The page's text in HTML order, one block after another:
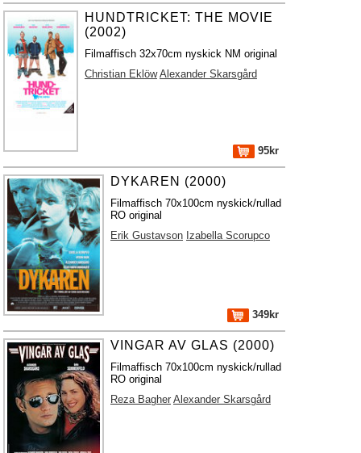
HUNDTRICKET: THE MOVIE
(2002)
Filmaffisch 32x70cm nyskick NM original
Christian Eklöw Alexander Skarsgård
95kr
DYKAREN (2000)
Filmaffisch 70x100cm nyskick/rullad
RO original
Erik Gustavson Izabella Scorupco
349kr
VINGAR AV GLAS (2000)
Filmaffisch 70x100cm nyskick/rullad
RO original
Reza Bagher Alexander Skarsgård